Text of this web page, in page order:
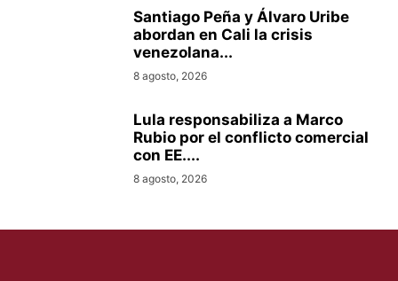
Santiago Peña y Álvaro Uribe
abordan en Cali la crisis
venezolana...
8 agosto, 2026
Lula responsabiliza a Marco
Rubio por el conflicto comercial
con EE....
8 agosto, 2026